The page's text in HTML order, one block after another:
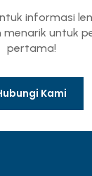
informasi
menarik untuk
pertama!
Kami